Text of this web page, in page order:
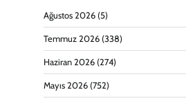
Ağustos 2026 (5)
Temmuz 2026 (338)
Haziran 2026 (274)
Mayıs 2026 (752)